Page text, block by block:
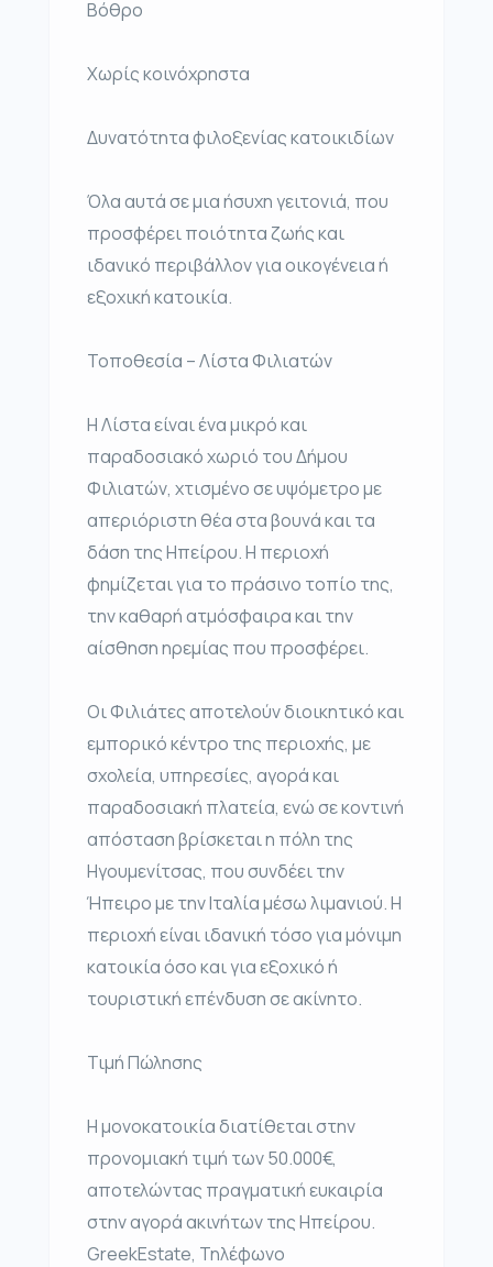
Βόθρο
Χωρίς κοινόχρηστα
Δυνατότητα φιλοξενίας κατοικιδίων
Όλα αυτά σε μια ήσυχη γειτονιά, που
προσφέρει ποιότητα ζωής και
ιδανικό περιβάλλον για οικογένεια ή
εξοχική κατοικία.
Τοποθεσία – Λίστα Φιλιατών
Η Λίστα είναι ένα μικρό και
παραδοσιακό χωριό του Δήμου
Φιλιατών, χτισμένο σε υψόμετρο με
απεριόριστη θέα στα βουνά και τα
δάση της Ηπείρου. Η περιοχή
φημίζεται για το πράσινο τοπίο της,
την καθαρή ατμόσφαιρα και την
αίσθηση ηρεμίας που προσφέρει.
Οι Φιλιάτες αποτελούν διοικητικό και
εμπορικό κέντρο της περιοχής, με
σχολεία, υπηρεσίες, αγορά και
παραδοσιακή πλατεία, ενώ σε κοντινή
απόσταση βρίσκεται η πόλη της
Ηγουμενίτσας, που συνδέει την
Ήπειρο με την Ιταλία μέσω λιμανιού. Η
περιοχή είναι ιδανική τόσο για μόνιμη
κατοικία όσο και για εξοχικό ή
τουριστική επένδυση σε ακίνητο.
Τιμή Πώλησης
Η μονοκατοικία διατίθεται στην
προνομιακή τιμή των 50.000€,
αποτελώντας πραγματική ευκαιρία
στην αγορά ακινήτων της Ηπείρου.
GreekEstate, Τηλέφωνο